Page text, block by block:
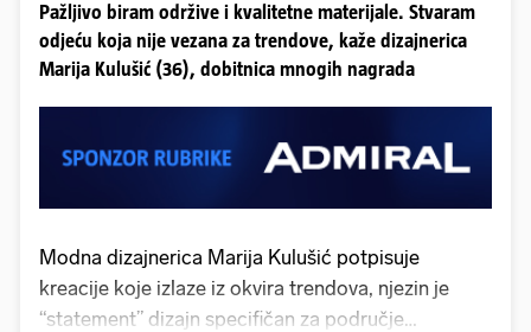
Pažljivo biram održive i kvalitetne materijale. Stvaram
odjeću koja nije vezana za trendove, kaže dizajnerica
Marija Kulušić (36), dobitnica mnogih nagrada
Modna dizajnerica Marija Kulušić potpisuje
kreacije koje izlaze iz okvira trendova, njezin je
“statement” dizajn specifičan za područje